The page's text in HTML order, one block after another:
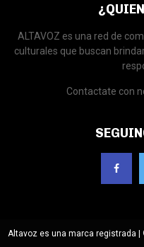
ALTAVOZ es una red de
culturales que buscan
Contactate con
Altavoz es una marca registrada